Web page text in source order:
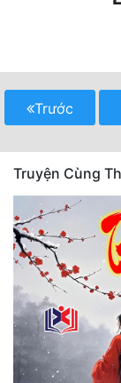
Mỹ Thực
Ngôn Tình
Nữ Cường
Nữ Phụ
Phong Thủy - Tâm
Phương Tây
Phản Phái
Quan Trường
Trước
Truyện Cùng